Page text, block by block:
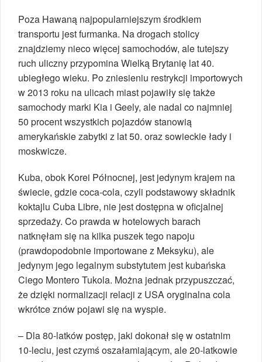
Poza Hawaną najpopularniejszym środkiem
transportu jest furmanka. Na drogach stolicy
znajdziemy nieco więcej samochodów, ale tutejszy
ruch uliczny przypomina Wielką Brytanię lat 40.
ubiegłego wieku. Po zniesieniu restrykcji importowych
w 2013 roku na ulicach miast pojawiły się także
samochody marki Kia i Geely, ale nadal co najmniej
50 procent wszystkich pojazdów stanowią
amerykańskie zabytki z lat 50. oraz sowieckie łady i
moskwicze.
Kuba, obok Korei Północnej, jest jedynym krajem na
świecie, gdzie coca-cola, czyli podstawowy składnik
koktajlu Cuba Libre, nie jest dostępna w oficjalnej
sprzedaży. Co prawda w hotelowych barach
natknęłam się na kilka puszek tego napoju
(prawdopodobnie importowane z Meksyku), ale
jedynym jego legalnym substytutem jest kubańska
Ciego Montero Tukola. Można jednak przypuszczać,
że dzięki normalizacji relacji z USA oryginalna cola
wkrótce znów pojawi się na wyspie.
– Dla 80-latków postęp, jaki dokonał się w ostatnim
10-leciu, jest czymś oszałamiającym, ale 20-latkowie